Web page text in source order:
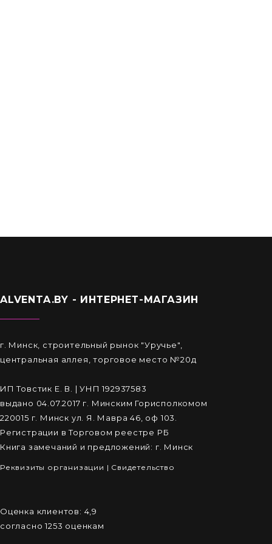
ALVENTA.BY - ИНТЕРНЕТ-МАГАЗИН
г. Минск, строительный рынок "Уручье",
центральная аллея, торговое место №20д
ИП Товстик Е. В. | УНП 192937583
выдано 04.07.2017 г. Минским Горисполкомом
220015 г. Минск ул. Я. Мавра 46, оф 103.
Регистрации в Торговом реестре РБ
Книга замечаний и предложений: г. Минск
Реквизиты организации | Cвидетельство
Оценка клиентов: 4,9
согласно1253 оценкам